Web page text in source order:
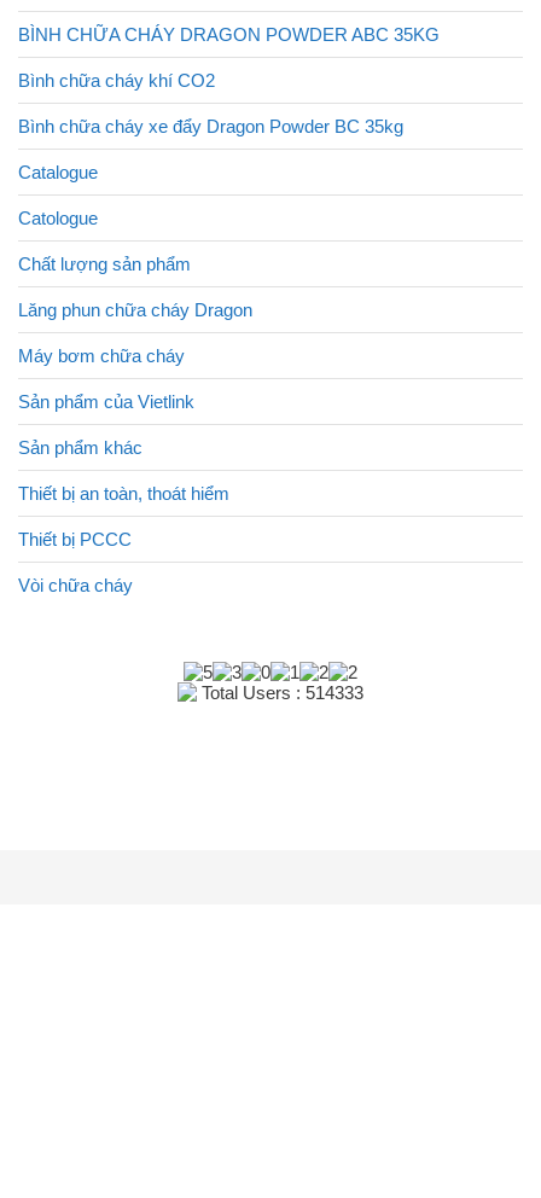
BÌNH CHỮA CHÁY DRAGON POWDER ABC 35KG
Bình chữa cháy khí CO2
Bình chữa cháy xe đẩy Dragon Powder BC 35kg
Catalogue
Catologue
Chất lượng sản phẩm
Lăng phun chữa cháy Dragon
Máy bơm chữa cháy
Sản phẩm của Vietlink
Sản phẩm khác
Thiết bị an toàn, thoát hiểm
Thiết bị PCCC
Vòi chữa cháy
Total Users : 514333